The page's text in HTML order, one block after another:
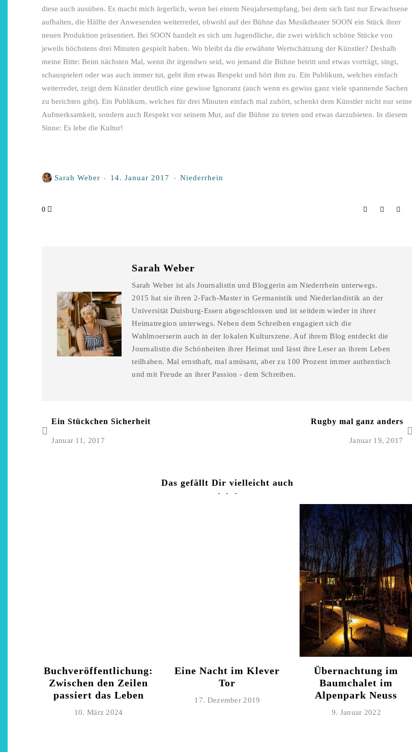
diese auch ausüben. Es macht mich ärgerlich, wenn bei einem Neujahrsempfang, bei dem sich fast nur Erwachsene
aufhalten, die Hälfte der Anwesenden weiterredet, obwohl auf der Bühne das Musiktheater SOON ein Stück ihrer
neuen Produktion präsentiert. Bei SOON handelt es sich um Jugendliche, die zwei wirklich schöne Stücke von
jeweils höchstens drei Minuten gespielt haben. Wo bleibt da die erwähnte Wertschätzung der Künstler? Deshalb
meine Bitte: Beim nächsten Mal, wenn ihr irgendwo seid, wo jemand die Bühne betritt und etwas vorträgt, singt,
schauspielert oder was auch immer tut, gebt ihm etwas Respekt und hört ihm zu. Ein Publikum, welches einfach
weiterredet, zeigt dem Künstler deutlich eine gewisse Ignoranz (auch wenn es gewiss ganz viele spannende Sachen
zu berichten gibt). Ein Publikum, welches für drei Minuten einfach mal zuhört, schenkt dem Künstler nicht nur seine
Aufmerksamkeit, sondern auch Respekt vor seinem Mut, auf die Bühne zu treten und etwas darzubieten. In diesem
Sinne: Es lebe die Kultur!
Sarah Weber 14. Januar 2017 Niederrhein
0
Sarah Weber
Sarah Weber ist als Journalistin und Bloggerin am Niederrhein unterwegs.
2015 hat sie ihren 2-Fach-Master in Germanistik und Niederlandistik an der
Universität Duisburg-Essen abgeschlossen und ist seitdem wieder in ihrer
Heimatregion unterwegs. Neben dem Schreiben engagiert sich die
Wahlmoerserin auch in der lokalen Kulturszene. Auf ihrem Blog entdeckt die
Journalistin die Schönheiten ihrer Heimat und lässt ihre Leser an ihrem Leben
teilhaben. Mal ernsthaft, mal amüsant, aber zu 100 Prozent immer authentisch
und mit Freude an ihrer Passion - dem Schreiben.
Ein Stückchen Sicherheit
Januar 11, 2017
Rugby mal ganz anders
Januar 19, 2017
Das gefällt Dir vielleicht auch
Buchveröffentlichung:
Zwischen den Zeilen
passiert das Leben
10. März 2024
Eine Nacht im Klever
Tor
17. Dezember 2019
Übernachtung im
Baumchalet im
Alpenpark Neuss
9. Januar 2022